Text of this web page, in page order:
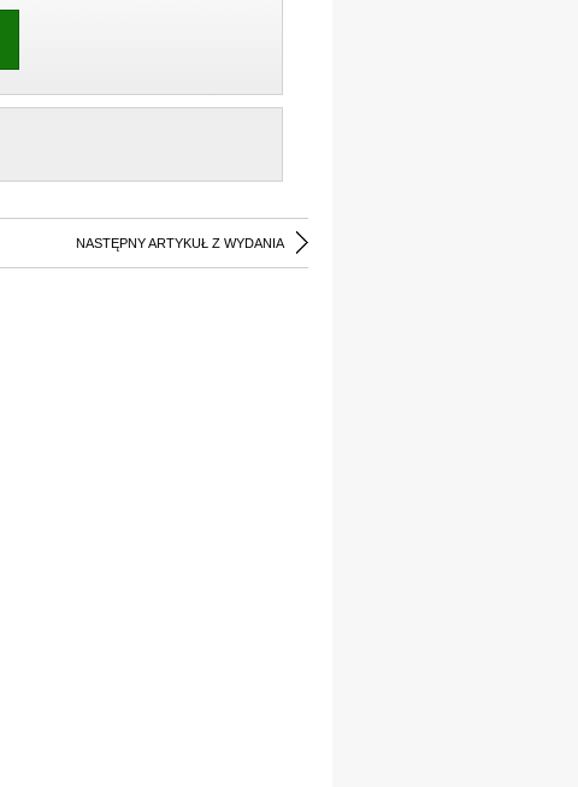
NASTĘPNY ARTYKUŁ Z WYDANIA